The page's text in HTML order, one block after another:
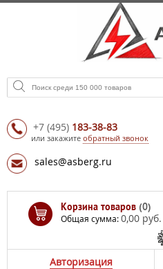
+7 (495) 183-38-83
или закажите обратный звонок
sales@asberg.ru
Корзина товаров (0)
Общая сумма:0,00 руб.
Авторизация